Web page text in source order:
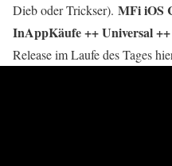
Dieb oder Trickser). MFi iOS
InAppKäufe ++ Universal
Release im Laufe des Tages